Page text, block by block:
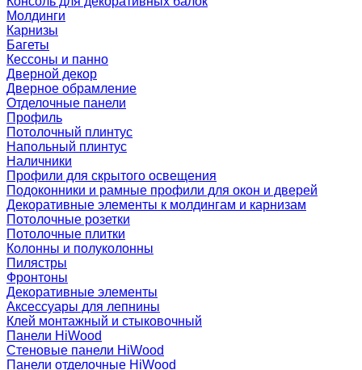
Молдинги
Карнизы
Багеты
Кессоны и панно
Дверной декор
Дверное обрамление
Отделочные панели
Профиль
Потолочный плинтус
Напольный плинтус
Наличники
Профили для скрытого освещения
Подоконники и рамные профили для окон и дверей
Декоративные элементы к молдингам и карнизам
Потолочные розетки
Потолочные плитки
Колонны и полуколонны
Пилястры
Фронтоны
Декоративные элементы
Аксессуары для лепнины
Клей монтажный и стыковочный
Панели HiWood
Стеновые панели HiWood
Панели отделочные HiWood